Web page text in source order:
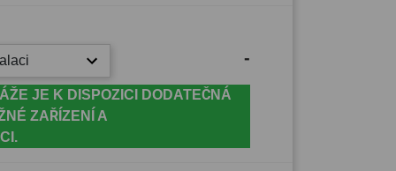
-
JE K DISPOZICI DODATEČNÁ
ZAŘÍZENÍ A